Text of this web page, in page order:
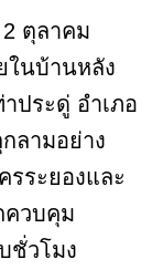
ตุลาคม
ในบ้านหลัง
ประดู่ อำเภอ
ลามอย่าง
รระยองและ
ควบคุม
ชั่วโมง